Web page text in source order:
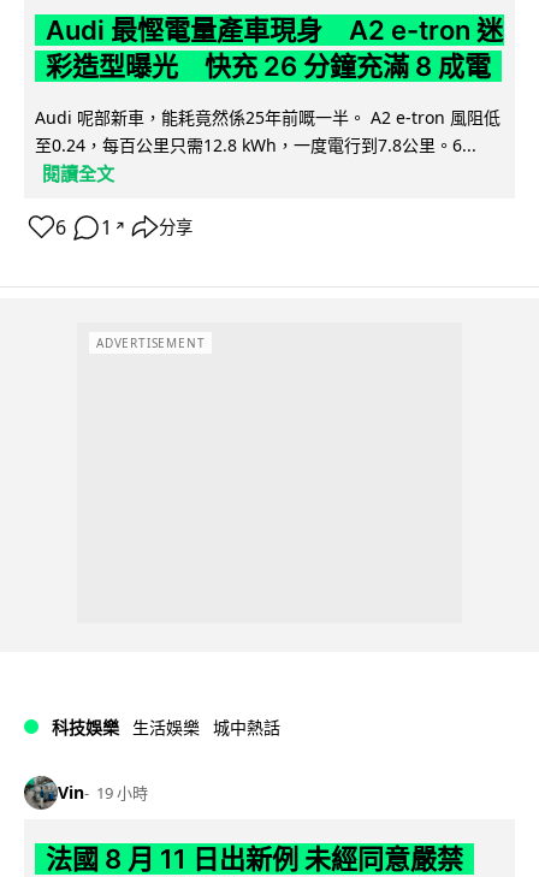
Audi 最慳電量產車現身 A2 e-tron 迷
彩造型曝光 快充 26 分鐘充滿 8 成電
Audi 呢部新車，能耗竟然係25年前嘅一半。 A2 e-tron 風阻低
至0.24，每百公里只需12.8 kWh，一度電行到7.8公里。6...
閱讀全文
6 1 ↗ 分享
ADVERTISEMENT
科技娛樂 生活娛樂 城中熱話
Vin 19 小時
法國 8 月 11 日出新例 未經同意嚴禁